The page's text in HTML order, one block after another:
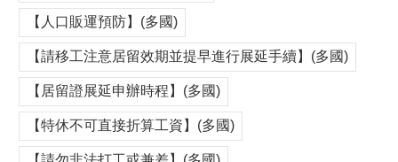
【人口販運預防】(多國)
【請移工注意居留效期並提早進行展延手續】(多國)
【居留證展延申辦時程】(多國)
【特休不可直接折算工資】(多國)